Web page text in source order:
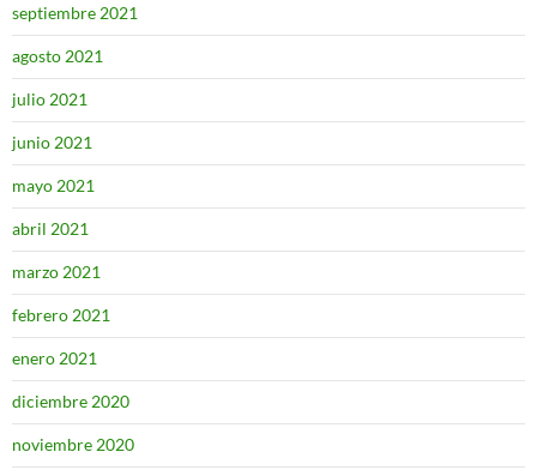
septiembre 2021
agosto 2021
julio 2021
junio 2021
mayo 2021
abril 2021
marzo 2021
febrero 2021
enero 2021
diciembre 2020
noviembre 2020